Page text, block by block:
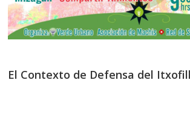
El Contexto de Defensa del